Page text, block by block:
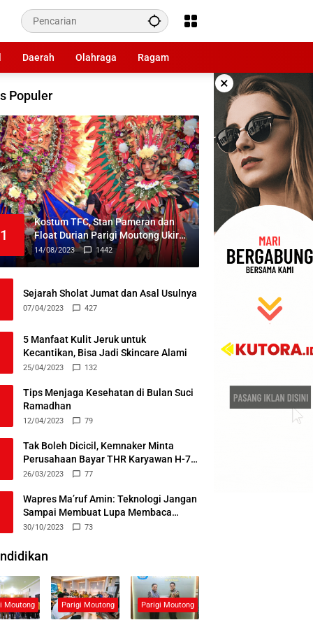
Daerah Olahraga Ragam
×
Populer
1
Kostum TFC, Stan Pameran dan
Float Durian Parigi Moutong Ukir
Prestasi di TIFF 2023
14/08/2023 1442
Sejarah Sholat Jumat dan Asal Usulnya
07/04/2023 427
5 Manfaat Kulit Jeruk untuk
Kecantikan, Bisa Jadi Skincare Alami
25/04/2023 132
Tips Menjaga Kesehatan di Bulan Suci
Ramadhan
12/04/2023 79
Tak Boleh Dicicil, Kemnaker Minta
Perusahaan Bayar THR Karyawan H-7
Lebaran
26/03/2023 77
Wapres Ma’ruf Amin: Teknologi Jangan
Sampai Membuat Lupa Membaca
Alquran
30/10/2023 73
Moutong Parigi Moutong Parigi Moutong